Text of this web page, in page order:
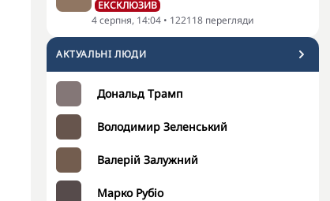
ЕКСКЛЮЗИВ
4 серпня, 14:04 • 122118 перегляди
АКТУАЛЬНI ЛЮДИ
Дональд Трамп
Володимир Зеленський
Валерій Залужний
Марко Рубіо